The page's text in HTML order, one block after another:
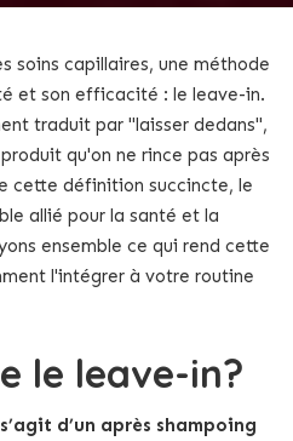
soins capillaires, une méthode
et son efficacité : le leave-in.
traduit par "laisser dedans",
qu'on ne rince pas après
cette définition succincte, le
allié pour la santé et la
ensemble ce qui rend cette
l'intégrer à votre routine
le leave-in?
d’un après shampoing